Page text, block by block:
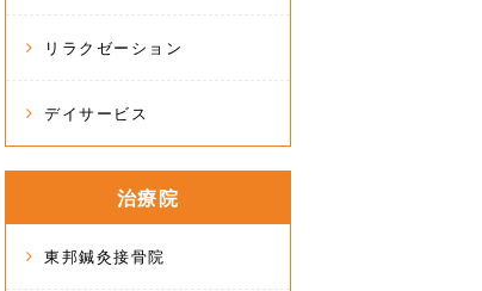
リラクゼーション
デイサービス
治療院
東邦鍼灸接骨院